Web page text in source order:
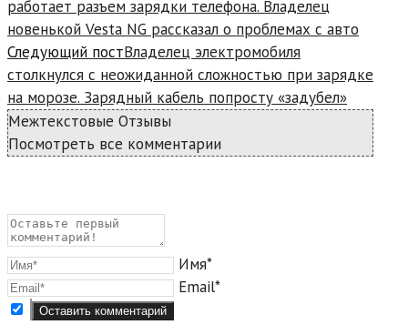
articles
работает разъем зарядки телефона. Владелец
новенькой Vesta NG рассказал о проблемах с авто
Следующий постВладелец электромобиля
столкнулся с неожиданной сложностью при зарядке
на морозе. Зарядный кабель попросту «задубел»
Межтекстовые Отзывы
Посмотреть все комментарии
Имя*
Email*